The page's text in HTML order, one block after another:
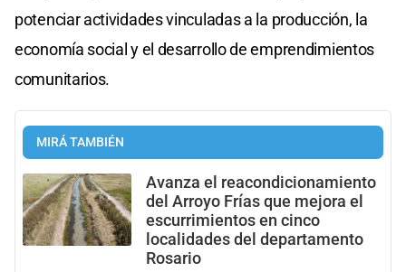
potenciar actividades vinculadas a la producción, la
economía social y el desarrollo de emprendimientos
comunitarios.
MIRÁ TAMBIÉN
Avanza el reacondicionamiento
del Arroyo Frías que mejora el
escurrimientos en cinco
localidades del departamento
Rosario